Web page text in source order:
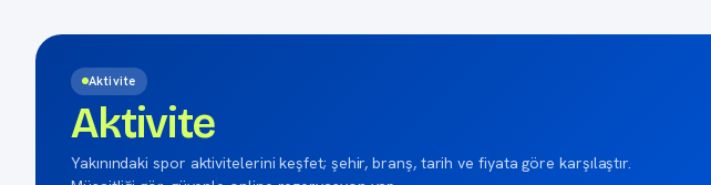
Aktivite
Aktivite
Yakınındaki spor aktivitelerini keşfet; şehir, branş, tarih ve fiyata göre karşılaştır.